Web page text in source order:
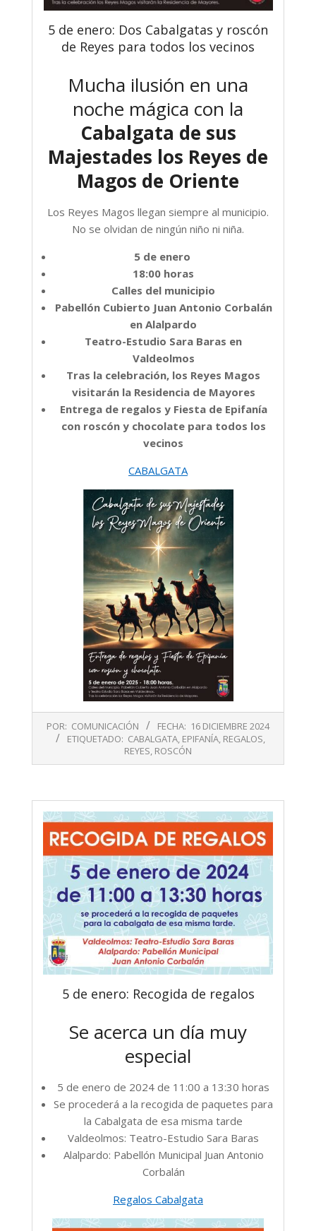
5 de enero: Dos Cabalgatas y roscón
de Reyes para todos los vecinos
Mucha ilusión en una
noche mágica con la
Cabalgata de sus
Majestades los Reyes de
Magos de Oriente
Los Reyes Magos llegan siempre al municipio.
No se olvidan de ningún niño ni niña.
5 de enero
18:00 horas
Calles del municipio
Pabellón Cubierto Juan Antonio Corbalán
en Alalpardo
Teatro-Estudio Sara Baras en
Valdeolmos
Tras la celebración, los Reyes Magos
visitarán la Residencia de Mayores
Entrega de regalos y Fiesta de Epifanía
con roscón y chocolate para todos los
vecinos
CABALGATA
12-
POR: COMUNICACIÓN FECHA: 16 DICIEMBRE 2024
ETIQUETADO: CABALGATA, EPIFANÍA, REGALOS,
REYES, ROSCÓN
5 de enero: Recogida de regalos
Se acerca un día muy
especial
5 de enero de 2024 de 11:00 a 13:30 horas
Se procederá a la recogida de paquetes para
la Cabalgata de esa misma tarde
Valdeolmos: Teatro-Estudio Sara Baras
Alalpardo: Pabellón Municipal Juan Antonio
Corbalán
Regalos Cabalgata